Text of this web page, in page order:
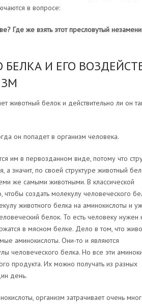
в вопросе:
Где же взять этот пресловутый
И ЕГО
животный белок и действительно ли он
он попадет в организм человека.
им в первозданном виде, потому что
значит, по своей структуре животный
же самыми животными. В классической
чтобы создать молекулу человеческого
животного белка на аминокислоты и
белок. То есть человеку нужен
в мясном белке. Дело в том, что
аминокислоты. Они-то и являются
человеческого белка. Но все эти
продукта. Их можно получать из разных
день.
организм затрачивает очень